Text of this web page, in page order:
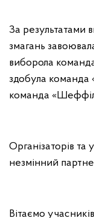
За результатами
змагань
виборола
здобула команда
команда
Організаторів
незмінний
Вітаємо